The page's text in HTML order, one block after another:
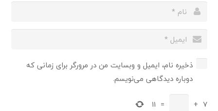
ذخیره نام، ایمیل و وبسایت من در مرورگر برای زمانی که
دوباره دیدگاهی می‌نویسم.
7
+
=
11